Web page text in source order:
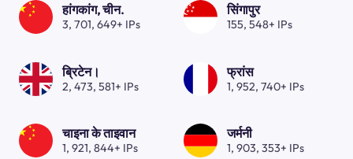
हांगकांग, चीन.
3, 701, 649+ IPs
सिंगापुर
155, 548+ IPs
ब्रिटेन।
2, 473, 581+ IPs
फ्रांस
1, 952, 740+ IPs
चाइना के ताइवान
1, 921, 844+ IPs
जर्मनी
1, 903, 353+ IPs